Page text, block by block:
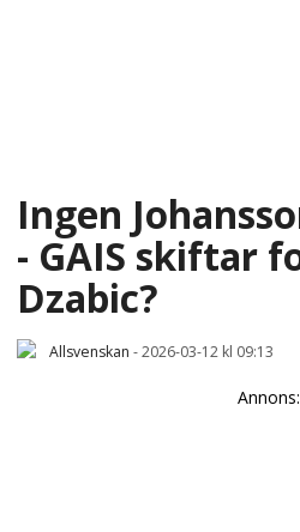
Ingen
- GAIS skiftar
Dzabic?
Allsvenskan -2026-03-12 kl 09:13
Annons: